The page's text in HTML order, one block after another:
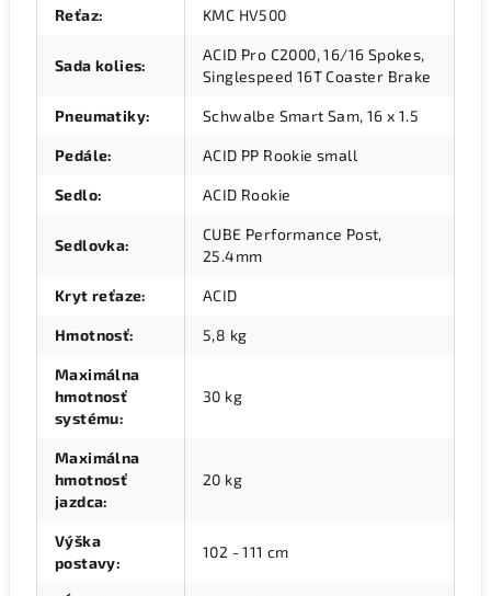
Reťaz: KMC HV500
Sada kolies:
ACID Pro C2000, 16/16 Spokes,
Singlespeed 16T Coaster Brake
Pneumatiky: Schwalbe Smart Sam, 16 x 1.5
Pedále: ACID PP Rookie small
Sedlo: ACID Rookie
Sedlovka:
CUBE Performance Post,
25.4mm
Kryt reťaze: ACID
Hmotnosť: 5,8 kg
Maximálna
hmotnosť
systému:
30 kg
Maximálna
hmotnosť
jazdca:
20 kg
Výška
postavy:
102 - 111 cm